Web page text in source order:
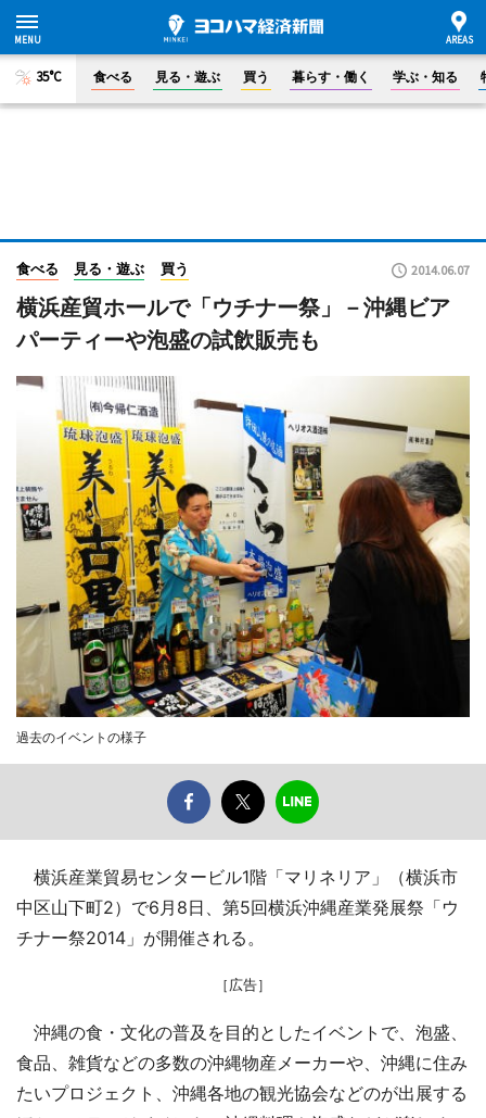
35°C 食べる 見る・遊ぶ 買う 暮らす・働く 学ぶ・知る
食べる 見る・遊ぶ 買う 2014.06.07
横浜産貿ホールで「ウチナー祭」－沖縄ビア
パーティーや泡盛の試飲販売も
過去のイベントの様子
横浜産業貿易センタービル1階「マリネリア」（横浜市
中区山下町2）で6月8日、第5回横浜沖縄産業発展祭「ウ
チナー祭2014」が開催される。
［広告］
沖縄の食・文化の普及を目的としたイベントで、泡盛、
食品、雑貨などの多数の沖縄物産メーカーや、沖縄に住み
たいプロジェクト、沖縄各地の観光協会などのが出展する